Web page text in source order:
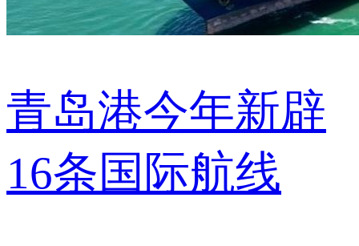
青岛港今年新辟
16条国际航线